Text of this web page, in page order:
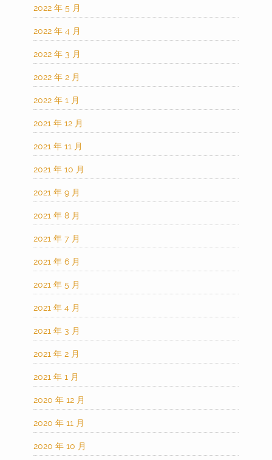
2022 年 5 月
2022 年 4 月
2022 年 3 月
2022 年 2 月
2022 年 1 月
2021 年 12 月
2021 年 11 月
2021 年 10 月
2021 年 9 月
2021 年 8 月
2021 年 7 月
2021 年 6 月
2021 年 5 月
2021 年 4 月
2021 年 3 月
2021 年 2 月
2021 年 1 月
2020 年 12 月
2020 年 11 月
2020 年 10 月